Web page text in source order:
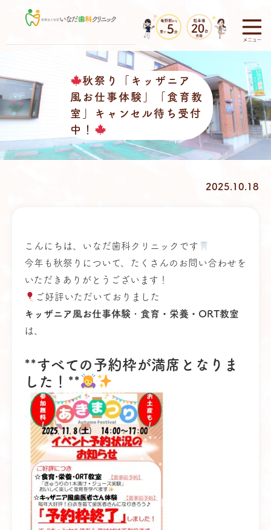
秋祭り「キッザニア
風お仕事体験」「食育教
室」キャンセル待ち受付
中！
2025.10.18
こんにちは、いなだ歯科クリニックです
今年も秋祭りについて、たくさんのお問い合わせを
いただきありがとうございます！
ご好評いただいておりました
キッザニア風お仕事体験 ・ 食育・栄養・ORT教室
は、
**すべての予約枠が満席となりま
した！**